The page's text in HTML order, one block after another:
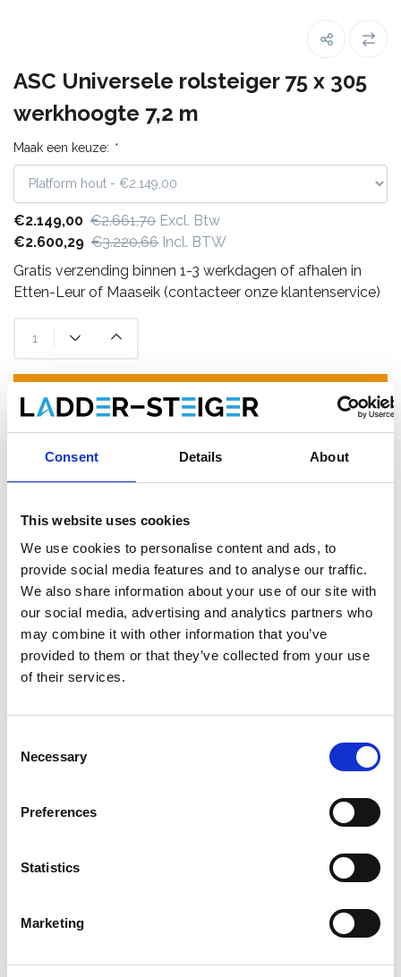
Consent Details About
This website uses cookies
We use cookies to personalise content and ads, to
provide social media features and to analyse our traffic.
We also share information about your use of our site with
our social media, advertising and analytics partners who
may combine it with other information that you’ve
provided to them or that they’ve collected from your use
of their services.
Selection
Necessary
Preferences
Statistics
Marketing
ASC Universele rolsteiger 75 x 305
werkhoogte 7,2 m
Maak een keuze: *
€2.149,00 €2.661,70 Excl. Btw
€2.600,29 €3.220,66 Incl. BTW
Gratis verzending binnen 1-3 werkdagen of afhalen in
Etten-Leur of Maaseik (contacteer onze klantenservice)
Opslaan in favorieten
Product informatie Vergelijkbare producten
Beschrijving
carbon deck is 25% procent lichter
dan een platform met houten deck.
De ASC universele rolsteiger met schoren is standaard
De ASC smalle rolsteiger is bovenaan voorzien van een
innovatieve
platformhaak
opwaaibeveiliging .
kantplanksetzodat er geen materialen of gereedschap